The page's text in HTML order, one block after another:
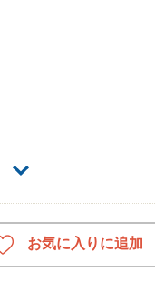
お気に入りに追加